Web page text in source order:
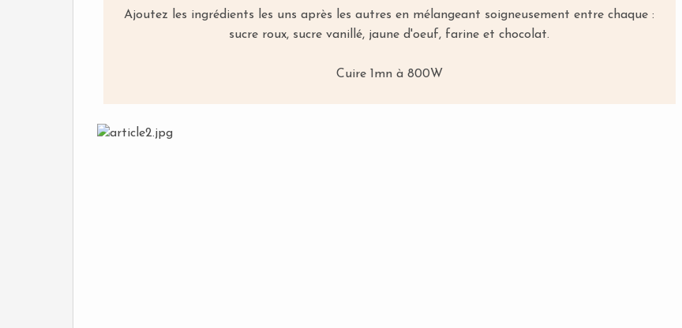
Ajoutez les ingrédients les uns après les autres en mélangeant soigneusement entre chaque :
sucre roux, sucre vanillé, jaune d'oeuf, farine et chocolat.
Cuire 1mn à 800W